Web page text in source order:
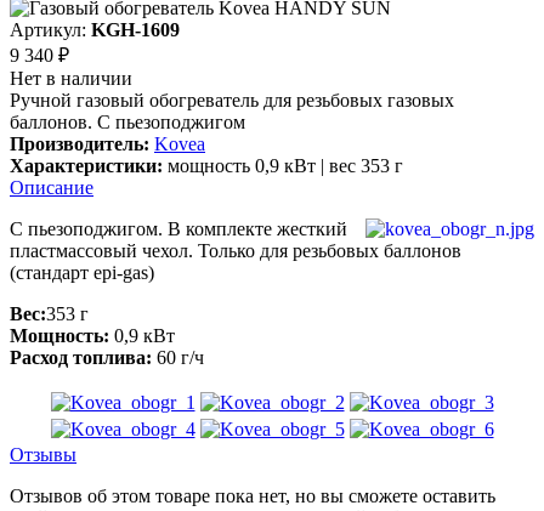
Артикул: KGH-1609
9 340 ₽
Нет в наличии
Ручной газовый обогреватель для резьбовых газовых
баллонов. С пьезоподжигом
Производитель: Kovea
Характеристики: мощность 0,9 кВт | вес 353 г
Описание
С пьезоподжигом. В комплекте жесткий
пластмассовый чехол. Только для резьбовых баллонов
(стандарт epi-gas)
Вес:353 г
Мощность: 0,9 кВт
Расход топлива: 60 г/ч
Отзывы
Отзывов об этом товаре пока нет, но вы сможете оставить